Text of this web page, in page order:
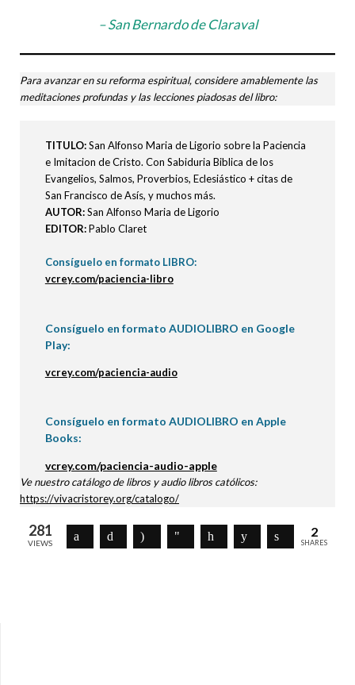
– San Bernardo de Claraval
Para avanzar en su reforma espiritual, considere amablemente las
meditaciones profundas y las lecciones piadosas del libro:
TITULO:San Alfonso Maria de Ligorio sobre la Paciencia
e Imitacion de Cristo. Con Sabiduria Biblica de los
Evangelios, Salmos, Proverbios, Eclesiástico + citas de
San Francisco de Asís, y muchos más.
AUTOR:San Alfonso Maria de Ligorio
EDITOR:Pablo Claret
Consíguelo en formato LIBRO:
vcrey.com/paciencia-libro
Consíguelo en formato AUDIOLIBRO en Google
Play:
vcrey.com/paciencia-audio
Consíguelo en formato AUDIOLIBRO en Apple
Books:
vcrey.com/paciencia-audio-apple
Ve nuestro catálogo de libros y audio libros católicos:
https://vivacristorey.org/catalogo/
281
VIEWS
2
SHARES